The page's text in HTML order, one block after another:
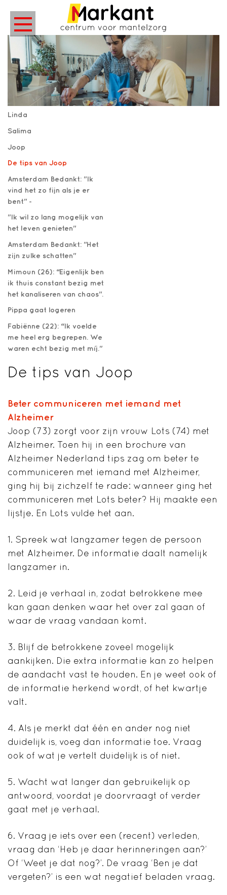
Linda
Salima
Joop
De tips van Joop
Amsterdam Bedankt: "Ik
vind het zo fijn als je er
bent" -
"Ik wil zo lang mogelijk van
het leven genieten"
Amsterdam Bedankt: "Het
zijn zulke schatten"
Mimoun (26): “Eigenlijk ben
ik thuis constant bezig met
het kanaliseren van chaos".
Pippa gaat logeren
Fabiënne (22): “Ik voelde
me heel erg begrepen. We
waren echt bezig met míj."
De tips van Joop
Beter communiceren met iemand met
Alzheimer
Joop (73) zorgt voor zijn vrouw Lots (74) met
Alzheimer. Toen hij in een brochure van
Alzheimer Nederland tips zag om beter te
communiceren met iemand met Alzheimer,
ging hij bij zichzelf te rade: wanneer ging het
communiceren met Lots beter? Hij maakte een
lijstje. En Lots vulde het aan.
1. Spreek wat langzamer tegen de persoon
met Alzheimer. De informatie daalt namelijk
langzamer in.
2. Leid je verhaal in, zodat betrokkene mee
kan gaan denken waar het over zal gaan of
waar de vraag vandaan komt.
3. Blijf de betrokkene zoveel mogelijk
aankijken. Die extra informatie kan zo helpen
de aandacht vast te houden. En je weet ook of
de informatie herkend wordt, of het kwartje
valt.
4. Als je merkt dat één en ander nog niet
duidelijk is, voeg dan informatie toe. Vraag
ook of wat je vertelt duidelijk is of niet.
5. Wacht wat langer dan gebruikelijk op
antwoord, voordat je doorvraagt of verder
gaat met je verhaal.
6. Vraag je iets over een (recent) verleden,
vraag dan ‘Heb je daar herinneringen aan?’
Of ‘Weet je dat nog?’. De vraag ‘Ben je dat
vergeten?’ is een wat negatief beladen vraag.